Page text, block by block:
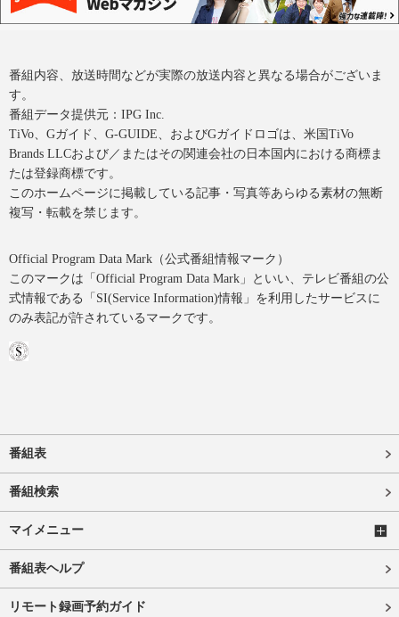
番組内容、放送時間などが実際の放送内容と異なる場合がございま
す。
番組データ提供元：IPG Inc.
TiVo、Gガイド、G-GUIDE、およびGガイドロゴは、米国TiVo
Brands LLCおよび／またはその関連会社の日本国内における商標ま
たは登録商標です。
このホームページに掲載している記事・写真等あらゆる素材の無断
複写・転載を禁じます。
Official Program Data Mark（公式番組情報マーク）
このマークは「Official Program Data Mark」といい、テレビ番組の公
式情報である「SI(Service Information)情報」を利用したサービスに
のみ表記が許されているマークです。
番組表
番組検索
マイメニュー
番組表ヘルプ
リモート録画予約ガイド